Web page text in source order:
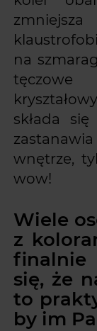
na
składa
wnętrze,
wow!
Wiele
z
finalnie
się, że
to
by im